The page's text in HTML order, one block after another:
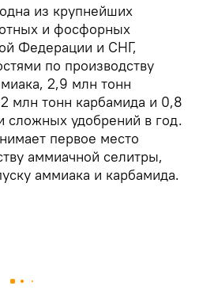
из крупнейших
и фосфорных
Федерации и СНГ,
по производству
2,9 млн тонн
млн тонн карбамида и 0,8
удобрений в год.
первое место
аммиачной селитры,
аммиака и карбамида.